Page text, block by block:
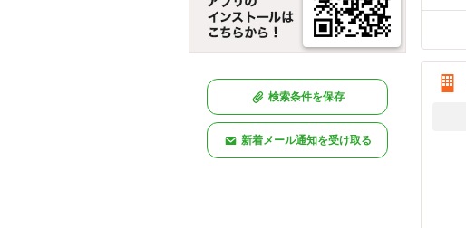
検索条件を保存
新着メール通知を受け取る